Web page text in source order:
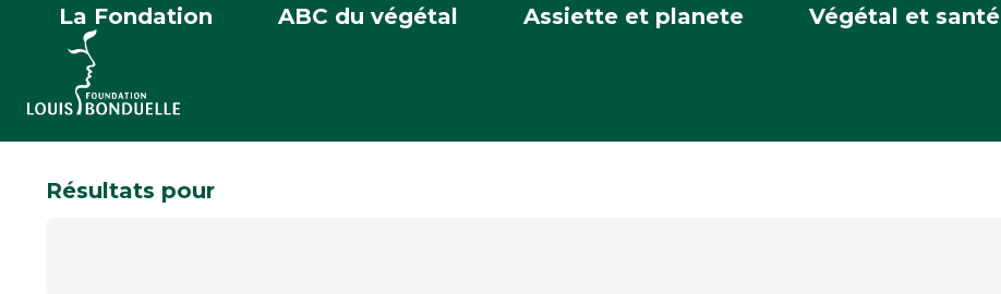
La Fondation ABC du végétal Assiette et planete Végétal et santé
Résultats pour